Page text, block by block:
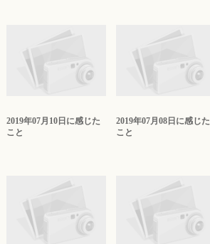
2019年07月10日に感じた
こと
2019年07月08日に感じた
こと